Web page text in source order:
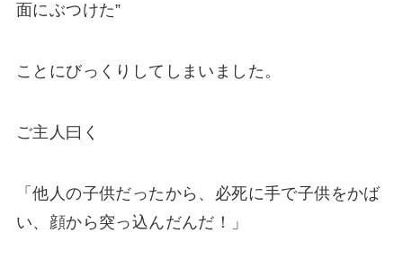
面にぶつけた”
ことにびっくりしてしまいました。
ご主人曰く
「他人の子供だったから、必死に手で子供をかば
い、顔から突っ込んだんだ！」